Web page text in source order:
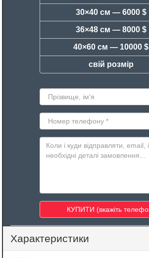
30×40 см — 6000 $
36×48 см — 8000 $
40×60 см — 10000 $
свій розмір
Характеристики